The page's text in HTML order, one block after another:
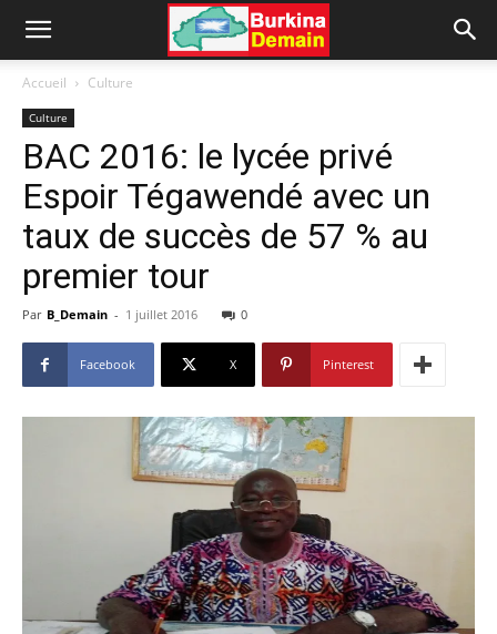
Accueil Culture
Culture
BAC 2016: le lycée privé
Espoir Tégawendé avec un
taux de succès de 57 % au
premier tour
Par B_Demain - 1 juillet 2016 0
Facebook X Pinterest